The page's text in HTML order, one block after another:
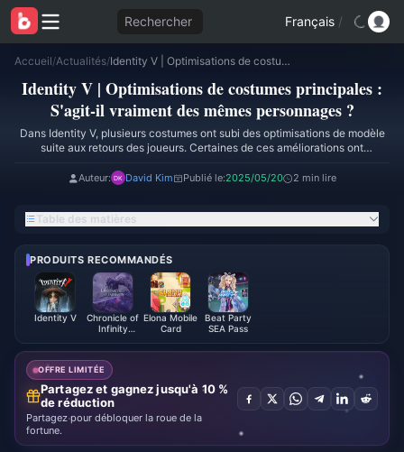
Rechercher Français /
Accueil/Actualités/ Identity V | Optimisations de costumes principales : S'agit-il vraiment des mêmes personnages ?
Identity V | Optimisations de costumes principales :
S'agit-il vraiment des mêmes personnages ?
Dans Identity V, plusieurs costumes ont subi des optimisations de modèle
suite aux retours des joueurs. Certaines de ces améliorations ont
quelques-unes des transformations les plus remarquables :
Auteur: David Kim Publié le:2025/05/20 2 min lire
Table des matières
PRODUITS RECOMMANDÉS
Identity V
Chronicle of
Infinity
Elona Mobile
Card
Beat Party
SEA Pass
OFFRE LIMITÉE
Partagez et gagnez jusqu'à 10 %
de réduction
Partagez pour débloquer la roue de la
fortune.